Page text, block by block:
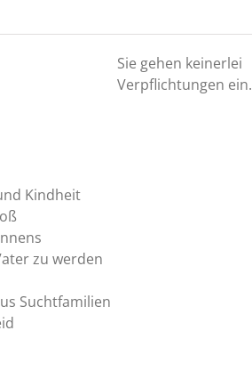
Kindheit
zu werden
Suchtfamilien
Sie gehen keinerlei
Verpflichtungen ein.